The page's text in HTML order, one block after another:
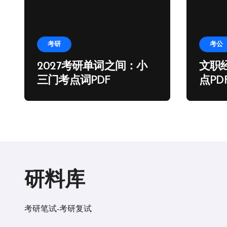
考研
2027考研单词之间：小
三门考点词PDF
考公
文职
点
研料库
考研笔试-考研复试